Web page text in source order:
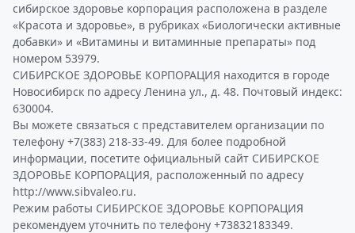
сибирское здоровье корпорация расположена в разделе
«Красота и здоровье», в рубриках «Биологически активные
добавки» и «Витамины и витаминные препараты» под
номером 53979.
СИБИРСКОЕ ЗДОРОВЬЕ КОРПОРАЦИЯ находится в городе
Новосибирск по адресу Ленина ул., д. 48. Почтовый индекс:
630004.
Вы можете связаться с представителем организации по
телефону +7(383) 218-33-49. Для более подробной
информации, посетите официальный сайт СИБИРСКОЕ
ЗДОРОВЬЕ КОРПОРАЦИЯ, расположенный по адресу
http://www.sibvaleo.ru.
Режим работы СИБИРСКОЕ ЗДОРОВЬЕ КОРПОРАЦИЯ
рекомендуем уточнить по телефону +73832183349.